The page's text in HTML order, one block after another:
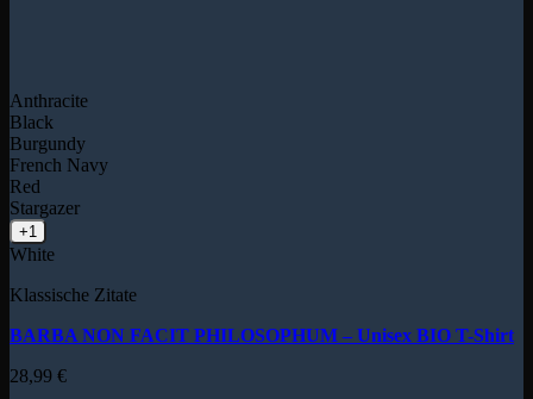
Anthracite
Black
Burgundy
French Navy
Red
Stargazer
+1
White
Klassische Zitate
BARBA NON FACIT PHILOSOPHUM – Unisex BIO T-Shirt
28,99 €